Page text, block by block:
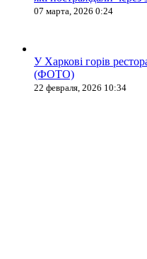
07 марта, 2026 0:24
У Харкові горів
(ФОТО)
22 февраля, 2026 10:34